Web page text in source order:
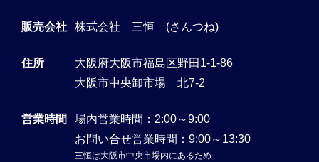
販売会社 株式会社 三恒 (さんつね)
住所
大阪府大阪市福島区野田1-1-86
大阪市中央卸市場 北7-2
営業時間
場内営業時間：2:00～9:00
お問い合せ営業時間：9:00～13:30
三恒は大阪市中央市場内にあるため